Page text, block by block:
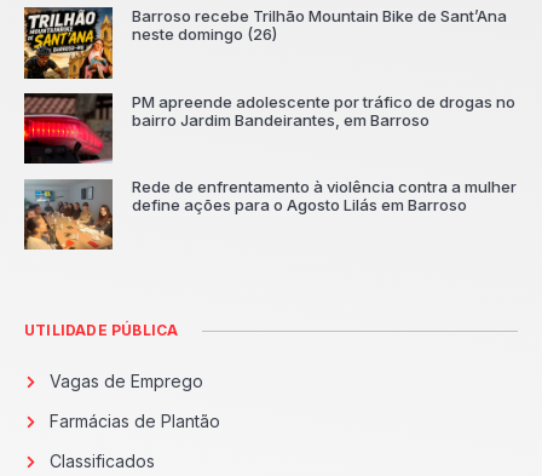
Barroso recebe Trilhão Mountain Bike de Sant’Ana
neste domingo (26)
PM apreende adolescente por tráfico de drogas no
bairro Jardim Bandeirantes, em Barroso
Rede de enfrentamento à violência contra a mulher
define ações para o Agosto Lilás em Barroso
UTILIDADE PÚBLICA
Vagas de Emprego
Farmácias de Plantão
Classificados